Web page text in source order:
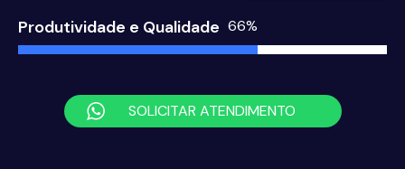
Produtividade e Qualidade
SOLICITAR ATENDIMENTO